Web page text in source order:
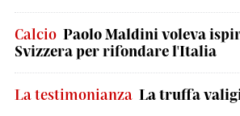
Calcio Paolo Maldini voleva
Svizzera per rifondare l'Italia
La testimonianza La truffa